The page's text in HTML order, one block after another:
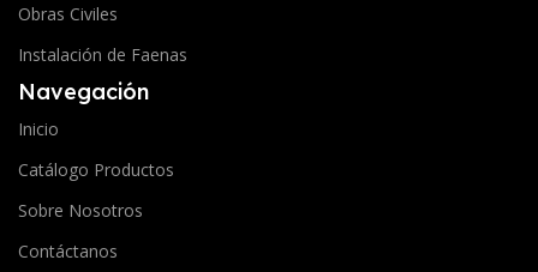
Obras Civiles
Instalación de Faenas
Navegación
Inicio
Catálogo Productos
Sobre Nosotros
Contáctanos